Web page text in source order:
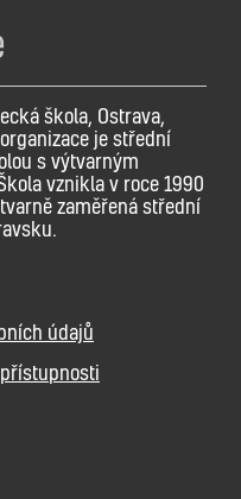
škola, Ostrava,
je střední
s výtvarným
vznikla v roce 1990
zaměřená střední
údajů